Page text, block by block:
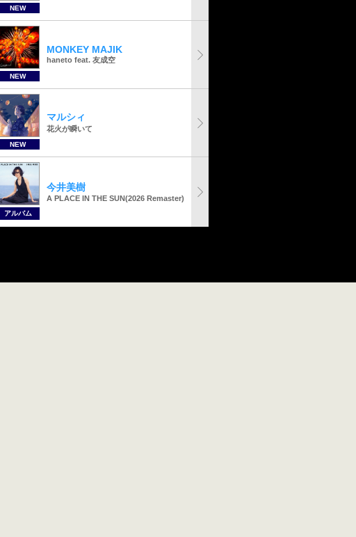
NEW
NEW
MONKEY MAJIK
haneto feat. 友成空
NEW
マルシィ
花火が瞬いて
アルバム
今井美樹
A PLACE IN THE SUN(2026 Remaster)